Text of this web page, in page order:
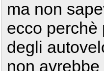
ma non
ecco perchè
degli
non